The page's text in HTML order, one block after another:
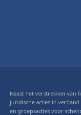
Naast het verstrekken van
juridische acties in
en groepsacties voor